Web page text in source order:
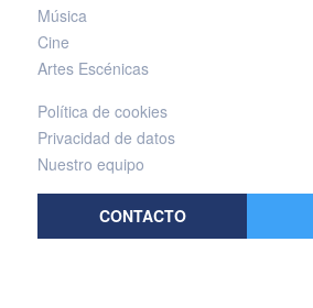
Música
Cine
Artes Escénicas
Política de cookies
Privacidad de datos
Nuestro equipo
CONTACTO